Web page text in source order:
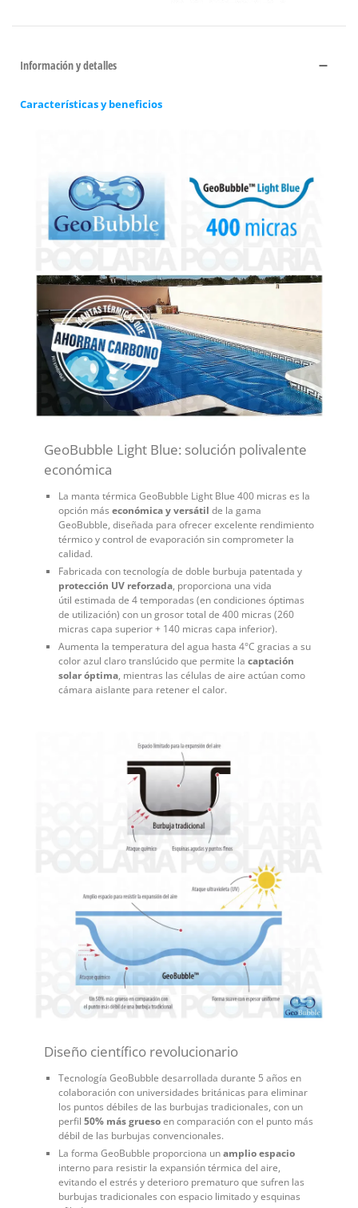
Información y detalles
Características y beneficios
GeoBubble Light Blue: solución polivalente
económica
La manta térmica GeoBubble Light Blue 400 micras es la
opción más económica y versátil de la gama
GeoBubble, diseñada para ofrecer excelente rendimiento
térmico y control de evaporación sin comprometer la
calidad.
Fabricada con tecnología de doble burbuja patentada y
protección UV reforzada, proporciona una vida
útil estimada de 4 temporadas (en condiciones óptimas
de utilización) con un grosor total de 400 micras (260
micras capa superior + 140 micras capa inferior).
Aumenta la temperatura del agua hasta 4°C gracias a su
color azul claro translúcido que permite la captación
solar óptima, mientras las células de aire actúan como
cámara aislante para retener el calor.
Diseño científico revolucionario
Tecnología GeoBubble desarrollada durante 5 años en
colaboración con universidades británicas para eliminar
los puntos débiles de las burbujas tradicionales, con un
perfil 50% más gruesoen comparación con el punto más
débil de las burbujas convencionales.
La forma GeoBubble proporciona unamplio espacio
interno para resistir la expansión térmica del aire,
evitando el estrés y deterioro prematuro que sufren las
burbujas tradicionales con espacio limitado y esquinas